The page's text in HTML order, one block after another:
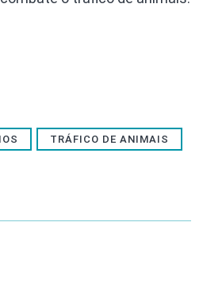
TRÁFICO DE ANIMAIS